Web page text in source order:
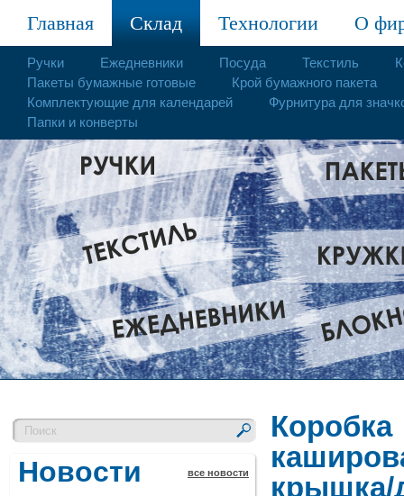
Главная Склад Технологии О
Ручки Ежедневники Посуда Текстиль
Пакеты бумажные готовые
Крой бумажного пакета
Комплектующие для календарей
Фурнитура для
Папки и конверты
Новости все новости
Коробка
крышка/